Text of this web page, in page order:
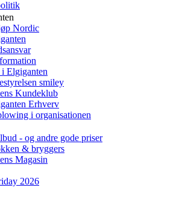
Nordic
Elgiganten
smiley
Kundeklub
Erhverv
i organisationen
- og andre gode priser
& bryggers
Magasin
2026